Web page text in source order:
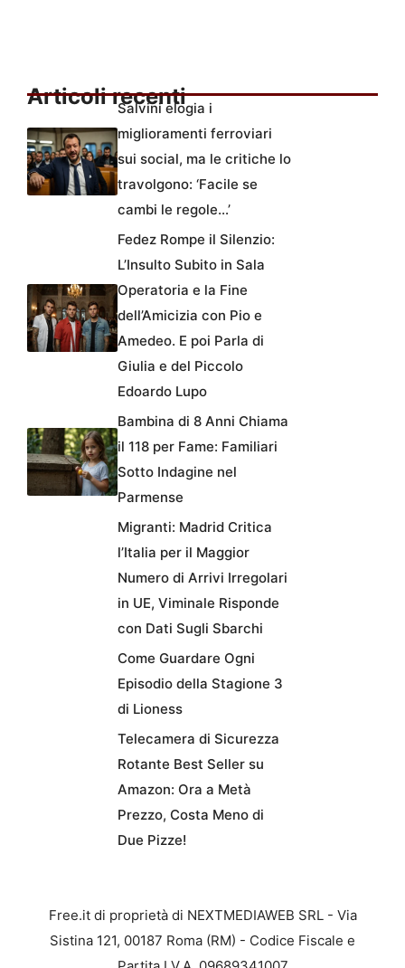
Articoli recenti
Salvini elogia i
miglioramenti ferroviari
sui social, ma le critiche lo
travolgono: ‘Facile se
cambi le regole…’
Fedez Rompe il Silenzio:
L’Insulto Subito in Sala
Operatoria e la Fine
dell’Amicizia con Pio e
Amedeo. E poi Parla di
Giulia e del Piccolo
Edoardo Lupo
Bambina di 8 Anni Chiama
il 118 per Fame: Familiari
Sotto Indagine nel
Parmense
Migranti: Madrid Critica
l’Italia per il Maggior
Numero di Arrivi Irregolari
in UE, Viminale Risponde
con Dati Sugli Sbarchi
Come Guardare Ogni
Episodio della Stagione 3
di Lioness
Telecamera di Sicurezza
Rotante Best Seller su
Amazon: Ora a Metà
Prezzo, Costa Meno di
Due Pizze!
Free.it di proprietà di NEXTMEDIAWEB SRL - Via
Sistina 121, 00187 Roma (RM) - Codice Fiscale e